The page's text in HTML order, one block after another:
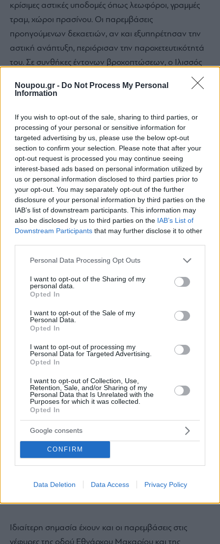
Noupou.gr - Do Not Process My Personal
Information
If you wish to opt-out of the sale, sharing to third parties, or
processing of your personal or sensitive information for
targeted advertising by us, please use the below opt-out
section to confirm your selection. Please note that after your
opt-out request is processed you may continue seeing
interest-based ads based on personal information utilized by
us or personal information disclosed to third parties prior to
your opt-out. You may separately opt-out of the further
disclosure of your personal information by third parties on the
IAB’s list of downstream participants. This information may
also be disclosed by us to third parties on the IAB’s List of
Downstream Participants that may further disclose it to other
Please note that this website/app uses one or more Google
not limited to your visit or usage behaviour. You may click to
grant or deny consent to Google and its third-party tags to
use your data for below specified purposes in below Google
consent section.
Personal Data Processing Opt Outs
I want to opt-out of the Sharing of my
personal data.
Opted In
I want to opt-out of the Sale of my
Personal Data.
Opted In
I want to opt-out of processing my
Personal Data for Targeted Advertising.
Opted In
I want to opt-out of Collection, Use,
Retention, Sale, and/or Sharing of my
Personal Data that Is Unrelated with the
Purposes for which it was collected.
Opted In
Google consents
CONFIRM
Data Deletion Data Access Privacy Policy
κρίσιμες αστικές υποδομές όπως λεωφόροι, γραμμές
τραμ, χώροι πρασίνου. Οι παρεμβάσεις
προηγούμενων δεκαετιών, αν και εξυπηρέτησαν την
αστική ανάπτυξη, περιόρισαν την παροχετευτικότητά
του. Σε συνθήκες έντονων βροχοπτώσεων, ο Ιλισσός
λειτουργεί οριακά, με αποτέλεσμα ο Φαληρικός Όρμος
και οι γειτονικές περιοχές να καθίστανται συχνά
EUROKINISSI)
Η διευθέτηση του Ιλισσού στον Νότιο Τομέα Αθηνών
επαναφέρει στο προσκήνιο τη σημασία του ως
βασικής «βαλβίδας ασφαλείας» για το παράκτιο
μέτωπο. Με την εκβάθυνση και τον καθαρισμό της
κοίτης από φερτά υλικά και εμπόδια, που αποτελεί
μέρος του έργου, σκοπός είναι να διασφαλιστεί η
ομαλή ροή των υδάτων προς τη θάλασσα,
μειώνοντας τον κίνδυνο υπερχειλίσεων πριν από την
Ιδιαίτερη σημασία έχουν και οι παρεμβάσεις στις